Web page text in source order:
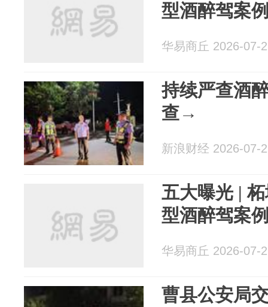
型酒醉驾案
华易商丘 2026-07-
持续严查酒
查→
新浪财经 2026-07-
五大曝光 |
型酒醉驾案
华易商丘 2026-07-
曹县公安局